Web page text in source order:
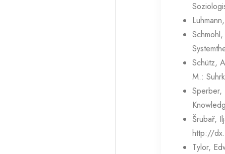
Schütz,
M.:
Sperber,
Šrubař,
http://
Tylor,